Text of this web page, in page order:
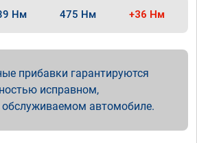
Нм 475 Нм +36 Нм
прибавки гарантируются
исправном,
обслуживаемом автомобиле.